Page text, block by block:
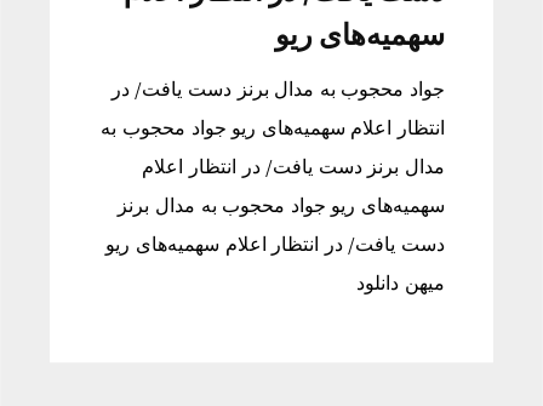
سهمیه‌های ریو
جواد محجوب به مدال برنز دست يافت/ در
انتظار اعلام سهمیه‌های ریو جواد محجوب به
مدال برنز دست يافت/ در انتظار اعلام
سهمیه‌های ریو جواد محجوب به مدال برنز
دست يافت/ در انتظار اعلام سهمیه‌های ریو
میهن دانلود